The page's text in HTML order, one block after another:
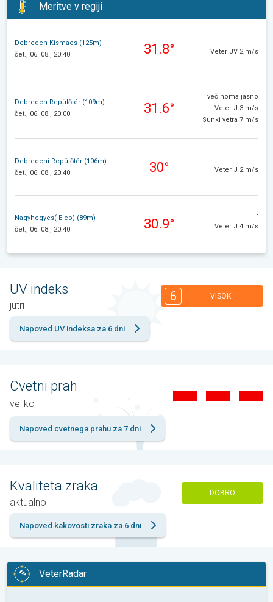
Meritve v regiji
Debrecen Kismacs (125m)
čet., 06. 08., 20:40
31.8°
-
Veter JV 2 m/s
Debrecen Repülőtér (109m)
čet., 06. 08., 20:00
31.6°
večinoma jasno
Veter J 3 m/s
Sunki vetra 7 m/s
Debreceni Repülőtér (106m)
čet., 06. 08., 20:40
30°
-
Veter J 2 m/s
Nagyhegyes( Elep) (89m)
čet., 06. 08., 20:40
30.9°
-
Veter J 4 m/s
UV indeks
jutri
6 VISOK
Napoved UV indeksa za 6 dni
Cvetni prah
veliko
Napoved cvetnega prahu za 7 dni
Kvaliteta zraka
aktualno
DOBRO
Napoved kakovosti zraka za 6 dni
VeterRadar